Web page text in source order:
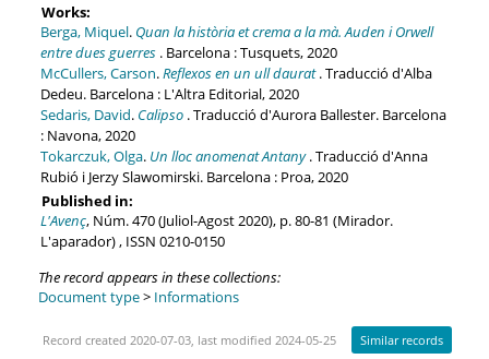
Works:
Berga, Miquel. Quan la història et crema a la mà. Auden i Orwell
entre dues guerres. Barcelona : Tusquets, 2020
McCullers, Carson.Reflexos en un ull daurat. Traducció d'Alba
Dedeu. Barcelona : L'Altra Editorial, 2020
Sedaris, David. Calipso. Traducció d'Aurora Ballester. Barcelona
: Navona, 2020
Tokarczuk, Olga. Un lloc anomenat Antany. Traducció d'Anna
Rubió i Jerzy Slawomirski. Barcelona : Proa, 2020
Published in:
L'Avenç, Núm. 470 (Juliol-Agost 2020), p. 80-81 (Mirador.
L'aparador) , ISSN 0210-0150
The record appears in these collections:
Document type> Informations
Record created 2020-07-03, last modified 2024-05-25 Similar records